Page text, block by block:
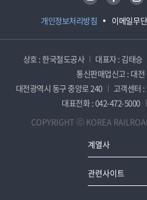
개인정보처리방침 이메일무
상호 : 한국철도공사 대표자 : 김태승
통신판매업신고 : 대
대전광역시 동구 중앙로 240
고객센터
대표전화 : 042-472-5000
COPYRIGHT ⓒ KOREA
계열사
관련사이트